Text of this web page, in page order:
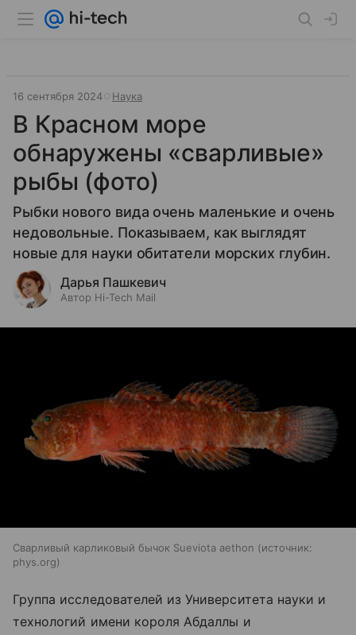
16 сентября 2024 Наука
В Красном море
обнаружены «сварливые»
рыбы (фото)
Рыбки нового вида очень маленькие и очень
недовольные. Показываем, как выглядят
новые для науки обитатели морских глубин.
Дарья Пашкевич
Автор Hi-Tech Mail
Сварливый карликовый бычок Sueviota aethon
источник:
phys.org
Группа исследователей из Университета науки и
технологий имени короля Абдаллы и